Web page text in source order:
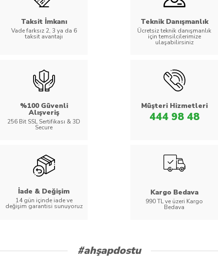
Taksit İmkanı
Vade farksız 2, 3 ya da 6
taksit avantajı
Teknik Danışmanlık
Ücretsiz teknik danışmanlık
için temsilcilerimize
ulaşabilirsiniz
%100 Güvenli
Alışveriş
256 Bit SSL Sertifikası & 3D
Secure
Müşteri Hizmetleri
444 98 48
İade & Değişim
14 gün içinde iade ve
değişim garantisi sunuyoruz
Kargo Bedava
990 TL ve üzeri Kargo
Bedava
#ahşapdostu